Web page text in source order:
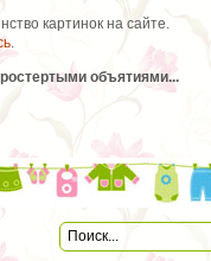
картинок на сайте.
.
объятиями...